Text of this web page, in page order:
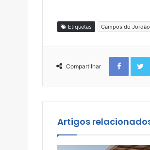
Etiquetas Campos do Jordão
Compartilhar
Artigos